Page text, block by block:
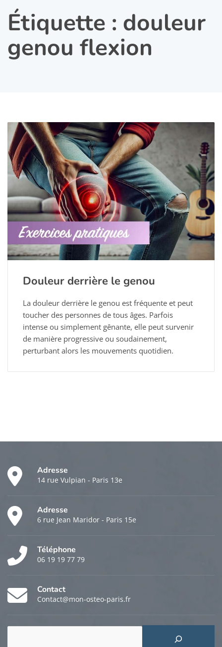
Étiquette : douleur
genou flexion
Douleur derrière le genou
La douleur derrière le genou est fréquente et peut
toucher des personnes de tous âges. Parfois
intense ou simplement gênante, elle peut survenir
de manière progressive ou soudainement,
perturbant alors les mouvements quotidien.
Adresse
14 rue Vulpian - Paris 13e
Adresse
6 rue Jean Maridor - Paris 15e
Téléphone
06 19 19 77 79
Contact
Contact@mon-osteo-paris.fr